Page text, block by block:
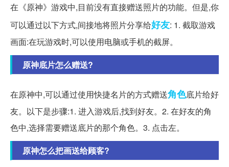
在《原神》游戏中,目前没有直接赠送照片的功能。但是,你
可以通过以下方式,间接地将照片分享给好友: 1. 截取游戏
画面:在玩游戏时,可以使用电脑或手机的截屏。
原神底片怎么赠送?
在原神中,可以通过使用快捷名片的方式赠送角色底片给好
友。以下是步骤:1. 进入游戏后,找到好友。2. 在好友的角
色中,选择需要赠送底片的那个角色。3. 点击左。
原神怎么把画送给顾客?